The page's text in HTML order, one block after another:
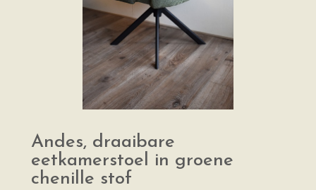
Andes, draaibare
eetkamerstoel in groene
chenille stof